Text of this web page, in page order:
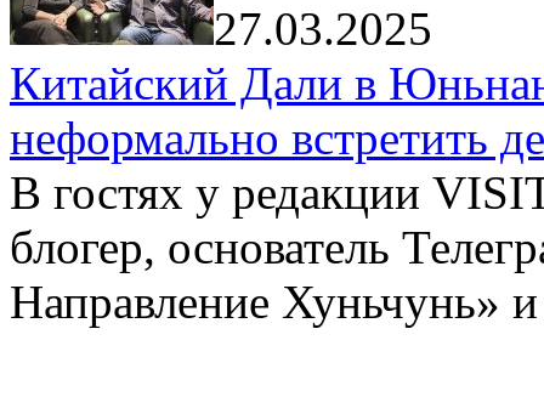
27.03.2025
Китайский Дали в
неформально встретить
В гостях у редакции
блогер, основатель
Направление Хуньчунь»